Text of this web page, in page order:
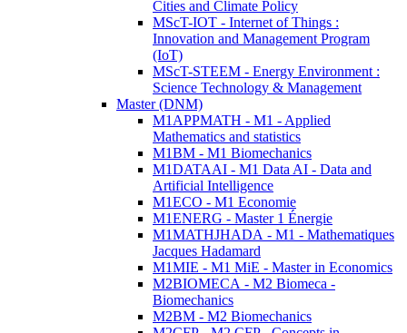
Cities and Climate Policy
MScT-IOT - Internet of Things :
Innovation and Management Program
(IoT)
MScT-STEEM - Energy Environment :
Science Technology & Management
Master (DNM)
M1APPMATH - M1 - Applied
Mathematics and statistics
M1BM - M1 Biomechanics
M1DATAAI - M1 Data AI - Data and
Artificial Intelligence
M1ECO - M1 Economie
M1ENERG - Master 1 Énergie
M1MATHJHADA - M1 - Mathematiques
Jacques Hadamard
M1MIE - M1 MiE - Master in Economics
M2BIOMECA - M2 Biomeca -
Biomechanics
M2BM - M2 Biomechanics